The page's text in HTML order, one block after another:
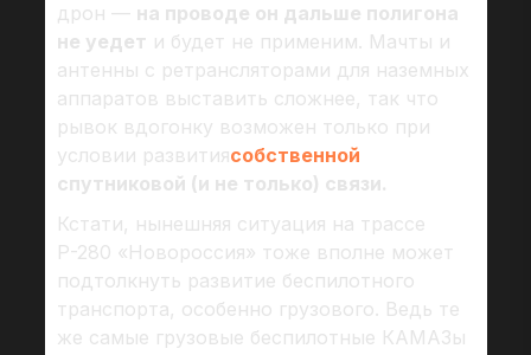
дрон — на проводе он дальше полигона
не уедет и будет не применим. Мачты и
антенны с ретрансляторами для наземных
аппаратов выставить сложнее, так что
рывок вдогонку возможен только при
условии развитиясобственной
спутниковой (и не только) связи.
Кстати, нынешняя ситуация на трассе
Р-280 «Новороссия» тоже вполне может
подтолкнуть развитие беспилотного
транспорта, особенно грузового. Ведь те
же самые грузовые беспилотные КАМАЗы